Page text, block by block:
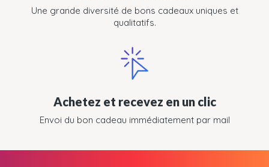
Une grande diversité de bons cadeaux uniques et
qualitatifs.
Achetez et recevez en un clic
Envoi du bon cadeau immédiatement par mail